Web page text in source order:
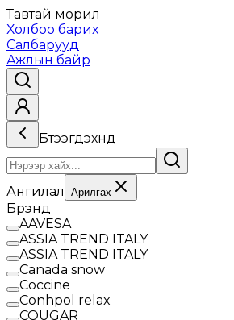
Тавтай морил
Холбоо барих
Салбарууд
Ажлын байр
Бүтээгдэхүүнүүд
Ангилал Арилгах
Брэнд
AAVESA
ASSIA TREND ITALY
ASSIA TREND ITALY
Canada snow
Coccine
Conhpol relax
COUGAR